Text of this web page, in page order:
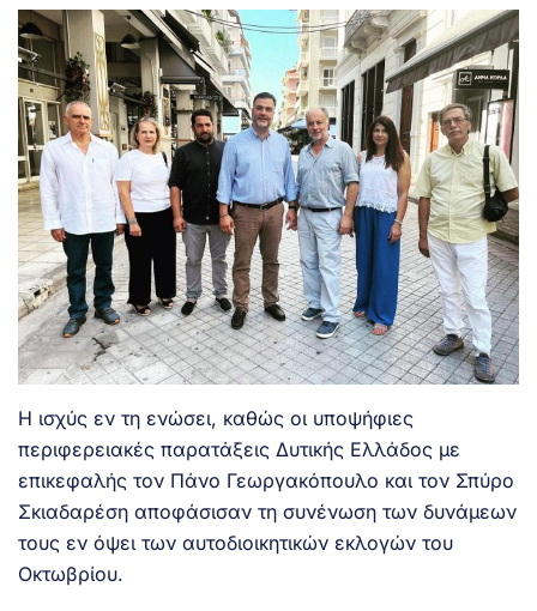
H ισχύς εν τη ενώσει, καθώς οι υποψήφιες
περιφερειακές παρατάξεις Δυτικής Ελλάδος με
επικεφαλής τον Πάνο Γεωργακόπουλο και τον Σπύρο
Σκιαδαρέση αποφάσισαν τη συνένωση των δυνάμεων
τους εν όψει των αυτοδιοικητικών εκλογών του
Οκτωβρίου.